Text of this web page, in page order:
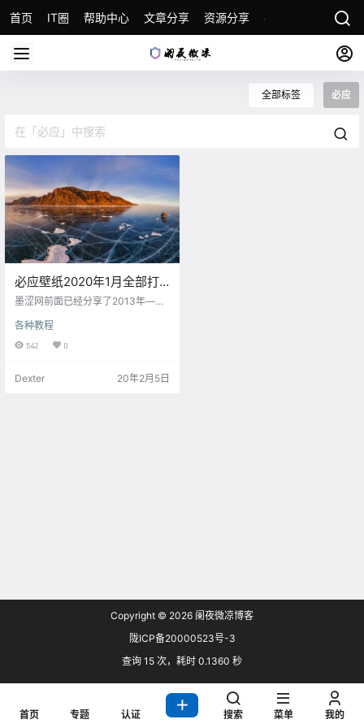
首页 IT圈 帮助中心 文章分享 资源分享 各种教程 关于本
全部标签 必应
必应壁纸2020年1月全部打
包下载分享
墨涩网前面已经分享了2013年——
址，但是一年更新一次似乎太慢
了，那么接下里我会在墨涩网坚持
使用。建议你可以把打包下载的必
各种教程
542 0
Dexter 20年2月5日
Copyright © 2026 阑夜微凉博客
陇ICP备20000523号-3
查询 15 次，耗时 0.1360 秒
首页 专题 认证 搜索 菜单 我的